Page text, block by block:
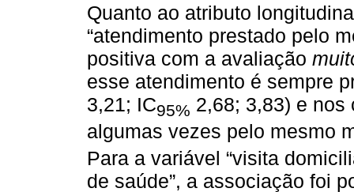
Quanto ao atributo
“atendimento prestado pelo
positiva com a avaliação
esse atendimento é sempre
3,21; IC95% 2,68; 3,83) e nos
algumas vezes pelo mesmo
Para a variável “visita
de saúde”, a associação foi